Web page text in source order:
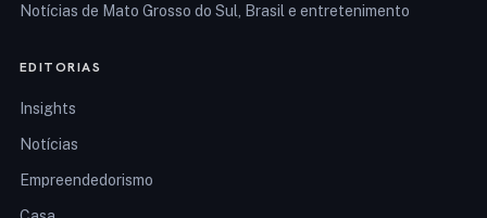
Notícias de Mato Grosso do Sul, Brasil e entretenimento
EDITORIAS
Insights
Notícias
Empreendedorismo